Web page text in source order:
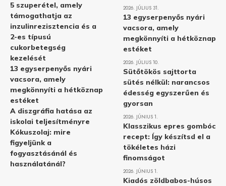
5 szuperétel, amely
támogathatja az
inzulinrezisztencia és a
2-es típusú
cukorbetegség
kezelését
13 egyserpenyős nyári
vacsora, amely
megkönnyíti a hétköznap
estéket
A diszgráfia hatása az
iskolai teljesítményre
Kókuszolaj: mire
figyeljünk a
fogyasztásánál és
használatánál?
2026. JÚLIUS 31.
13 egyserpenyős nyári
vacsora, amely
megkönnyíti a hétköznap
estéket
2026. JÚLIUS 10.
Sütőtökös sajttorta
sütés nélkül: narancsos
édesség egyszerűen és
gyorsan
2026. JÚNIUS 1.
Klasszikus epres gombóc
recept: Így készítsd el a
tökéletes házi
finomságot
2026. JÚNIUS 1.
Kiadós zöldbabos-húsos